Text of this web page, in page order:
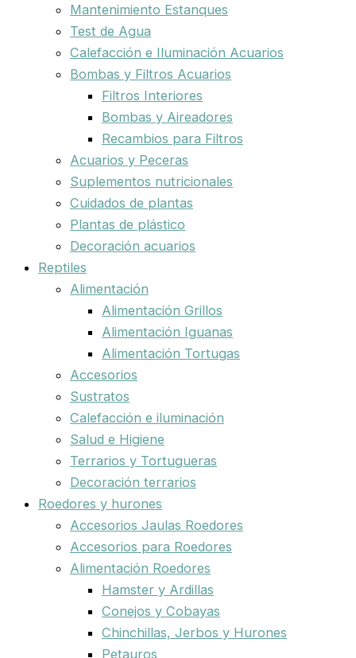
Mantenimiento Estanques
Test de Agua
Calefacción e Iluminación Acuarios
Bombas y Filtros Acuarios
Filtros Interiores
Bombas y Aireadores
Recambios para Filtros
Acuarios y Peceras
Suplementos nutricionales
Cuidados de plantas
Plantas de plástico
Decoración acuarios
Reptiles
Alimentación
Alimentación Grillos
Alimentación Iguanas
Alimentación Tortugas
Accesorios
Sustratos
Calefacción e iluminación
Salud e Higiene
Terrarios y Tortugueras
Decoración terrarios
Roedores y hurones
Accesorios Jaulas Roedores
Accesorios para Roedores
Alimentación Roedores
Hamster y Ardillas
Conejos y Cobayas
Chinchillas, Jerbos y Hurones
Petauros